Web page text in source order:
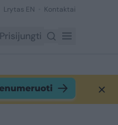
Lrytas EN Kontaktai
Prisijungti